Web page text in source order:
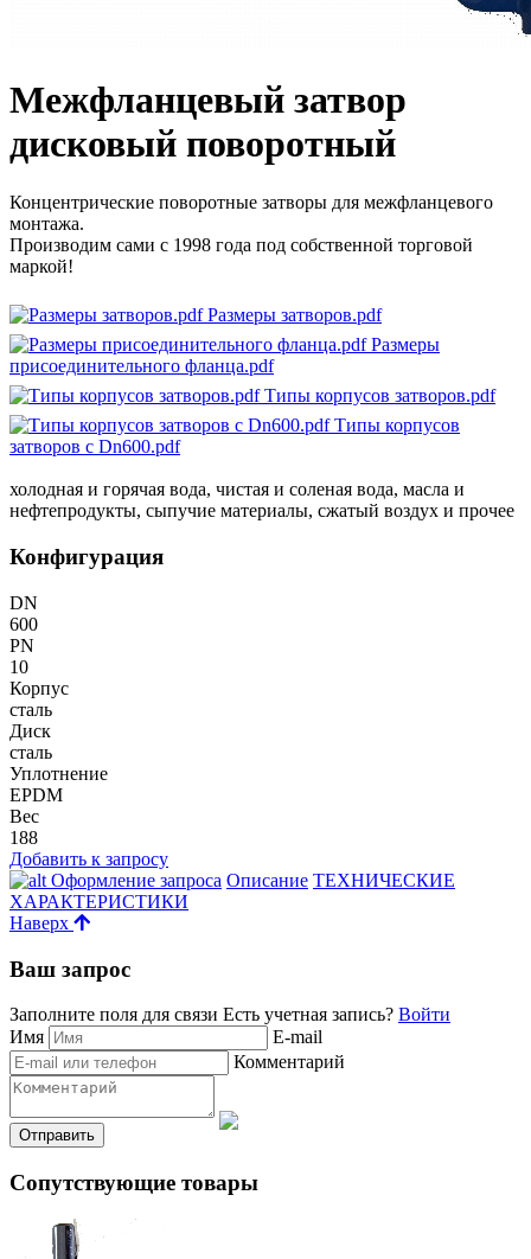
Межфланцевый затвор
дисковый поворотный
Концентрические поворотные затворы для межфланцевого
монтажа.
Производим сами с 1998 года под собственной торговой
маркой!
Размеры затворов.pdf
Размеры
присоединительного фланца.pdf
Типы корпусов затворов.pdf
Типы корпусов
затворов с Dn600.pdf
холодная и горячая вода, чистая и соленая вода, масла и
нефтепродукты, сыпучие материалы, сжатый воздух и прочее
Конфигурация
DN
600
PN
10
Корпус
сталь
Диск
сталь
Уплотнение
EPDM
Вес
188
Добавить к запросу
Оформление запроса Описание ТЕХНИЧЕСКИЕ
ХАРАКТЕРИСТИКИ
Наверх
Ваш запрос
Заполните поля для связи Есть учетная запись? Войти
Имя
E-mail
Комментарий
Сопутствующие товары